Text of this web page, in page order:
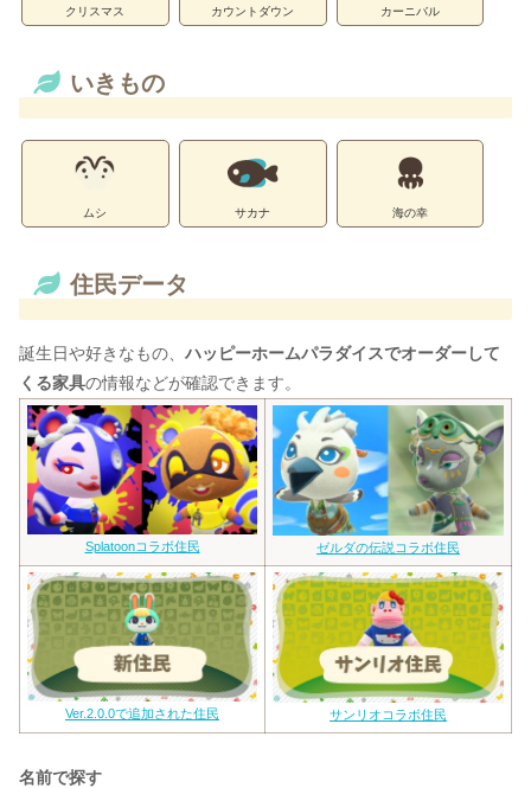
クリスマス カウントダウン カーニバル
いきもの
ムシ サカナ 海の幸
住民データ
誕生日や好きなもの、 ハッピーホームパラダイスでオーダーして
くる家具の情報などが確認できます。
Splatoonコラボ住民 ゼルダの伝説コラボ住民
Ver.2.0.0で追加された住民 サンリオコラボ住民
名前で探す